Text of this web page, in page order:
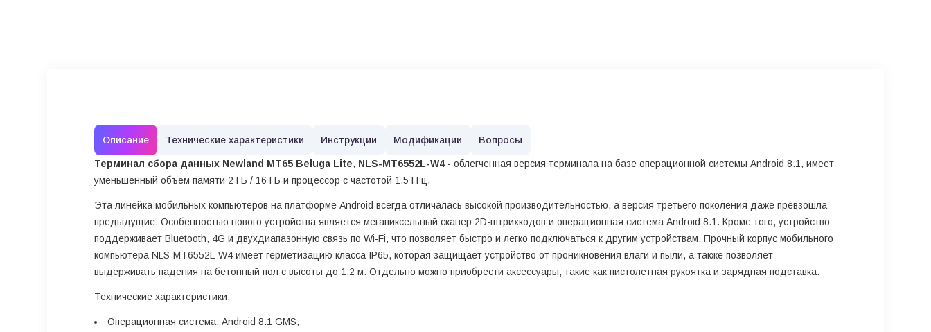
Описание Технические характеристики Инструкции Модификации Вопросы
Терминал сбора данных Newland MT65 Beluga Lite, NLS-MT6552L-W4- облегченная версия терминала на базе операционной системы Android 8.1, имеет
уменьшенный объем памяти 2 ГБ / 16 ГБ и процессор с частотой 1.5 ГГц.
Эта линейка мобильных компьютеров на платформе Android всегда отличалась высокой производительностью, а версия третьего поколения даже превзошла
предыдущие. Особенностью нового устройства является мегапиксельный сканер 2D-штрихкодов и операционная система Android 8.1. Кроме того, устройство
поддерживает Bluetooth, 4G и двухдиапазонную связь по Wi-Fi, что позволяет быстро и легко подключаться к другим устройствам. Прочный корпус мобильного
компьютера NLS-MT6552L-W4 имеет герметизацию класса IP65, которая защищает устройство от проникновения влаги и пыли, а также позволяет
выдерживать падения на бетонный пол с высоты до 1,2 м. Отдельно можно приобрести аксессуары, такие как пистолетная рукоятка и зарядная подставка.
Технические характеристики:
Операционная система: Android 8.1 GMS,